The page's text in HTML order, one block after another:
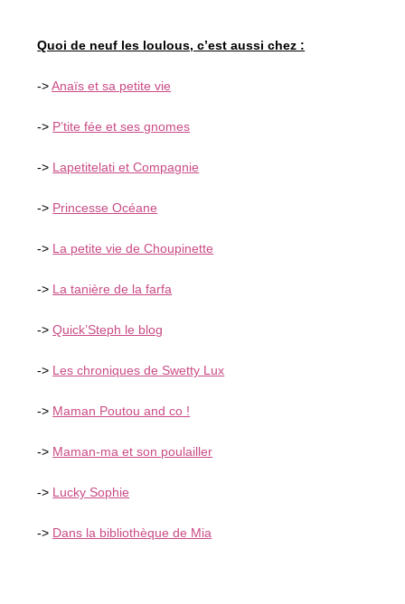
Quoi de neuf les loulous, c’est aussi chez :
->Anaïs et sa petite vie
-> P’tite fée et ses gnomes
-> Lapetitelati et Compagnie
-> Princesse Océane
-> La petite vie de Choupinette
-> La tanière de la farfa
->Quick’Steph le blog
-> Les chroniques de Swetty Lux
-> Maman Poutou and co !
-> Maman-ma et son poulailler
-> Lucky Sophie
-> Dans la bibliothèque de Mia